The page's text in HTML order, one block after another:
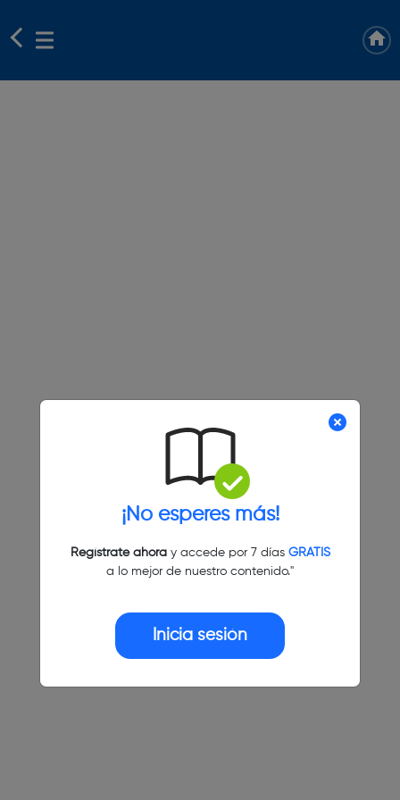
¡No esperes más!
Regístrate ahoray accede por 7 días GRATIS
a lo mejor de nuestro contenido."
Inicia sesión